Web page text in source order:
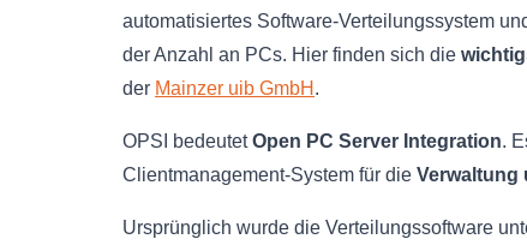
automatisiertes Software-Verteilungssystem
der Anzahl an PCs. Hier finden sich die
der Mainzer uib GmbH .
OPSI bedeutetOpen PC Server Integration.
Clientmanagement-System für die Verwaltung
Ursprünglich wurde die Verteilungssoftware